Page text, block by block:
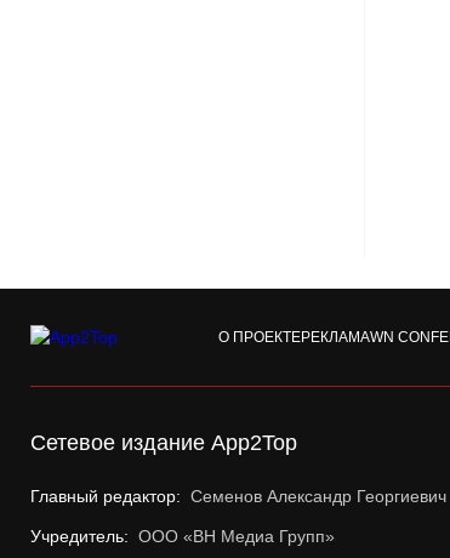
О ПРОЕКТЕРЕКЛАМАWN
Сетевое издание App2Top
Главный редактор: Семенов Александр Георгиевич
Учредитель: ООО «ВН Медиа Групп»